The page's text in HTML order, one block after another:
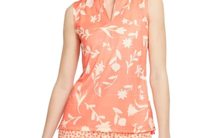
Golfové hole
Oblečení
Boty